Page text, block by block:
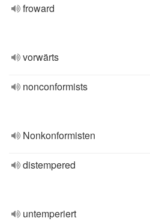
froward
vorwärts
nonconformists
Nonkonformisten
distempered
untemperiert